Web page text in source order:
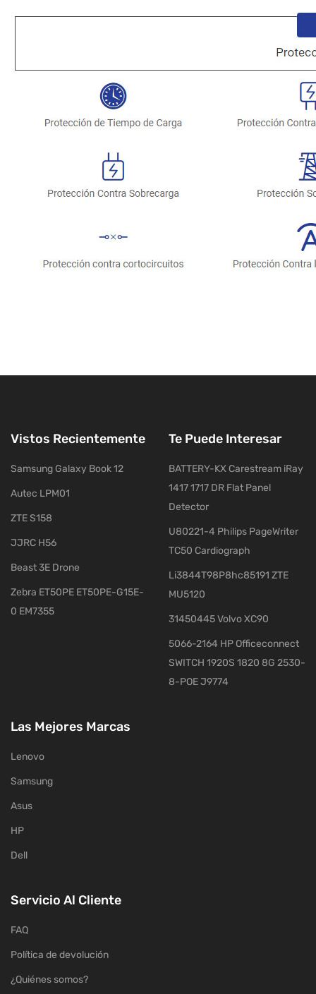
Vistos Recientemente
Samsung Galaxy Book 12
Autec LPM01
ZTE S158
JJRC H56
Beast 3E Drone
Zebra ET50PE ET50PE-G15E-
0 EM7355
Te Puede Interesar
BATTERY-KX Carestream iRay
1417 1717 DR Flat Panel
Detector
U80221-4 Philips PageWriter
TC50 Cardiograph
Li3844T98P8hc85191 ZTE
MU5120
31450445 Volvo XC90
5066-2164 HP Officeconnect
SWITCH 1920S 1820 8G 2530-
8-POE J9774
Las Mejores Marcas
Lenovo
Samsung
Asus
HP
Dell
Servicio Al Cliente
FAQ
Política de devolución
¿Quiénes somos?